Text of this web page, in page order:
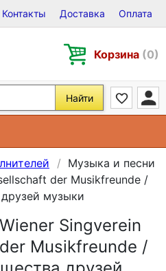
на Виниле, CD и DVD
Контакты Доставка Оплата
Корзина (0)
Найти
Музыка и песни
der Musikfreunde /
музыки
Singverein
Musikfreunde /